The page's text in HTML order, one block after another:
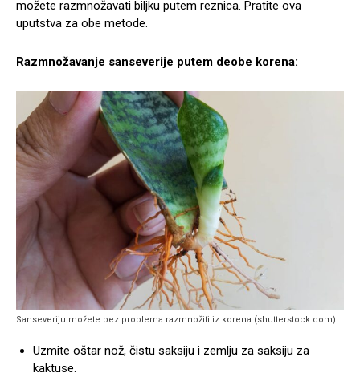
možete razmnožavati biljku putem reznica. Pratite ova
uputstva za obe metode.
Razmnožavanje sanseverije putem deobe korena:
Sanseveriju možete bez problema razmnožiti iz korena (shutterstock.com)
Uzmite oštar nož, čistu saksiju i zemlju za saksiju za
kaktuse.